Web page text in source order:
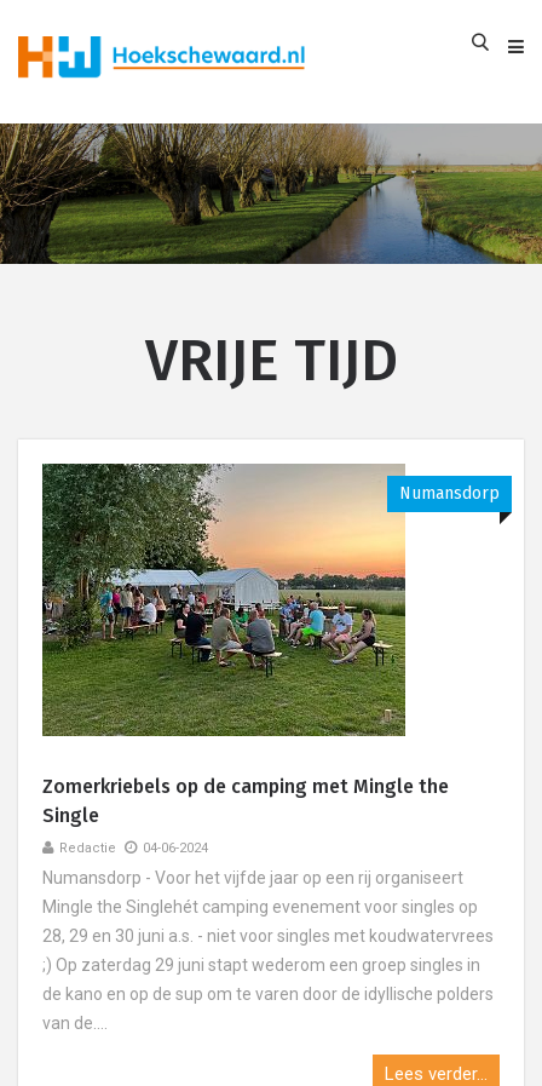
VRIJE TIJD
Numansdorp
Zomerkriebels op de camping met Mingle the
Single
Redactie 04-06-2024
Numansdorp - Voor het vijfde jaar op een rij organiseert
Mingle the Singlehét camping evenement voor singles op
28, 29 en 30 juni a.s. - niet voor singles met koudwatervrees
;) Op zaterdag 29 juni stapt wederom een groep singles in
de kano en op de sup om te varen door de idyllische polders
van de....
Lees verder...